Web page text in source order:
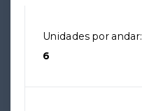
Unidades por andar:
6